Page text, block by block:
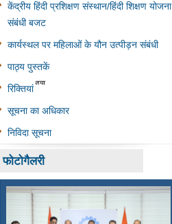
केंद्रीय हिंदी प्रशिक्षण संस्‍थान/हिंदी शिक्षण योजना
संबंधी बजट
कार्यस्‍थल पर महिलाओं के यौन उत्‍पीड़न संबंधी
पाठ्य पुस्तकें
रिक्तियां
सूचना का अधिकार
निविदा सूचना
फोटोगैलरी